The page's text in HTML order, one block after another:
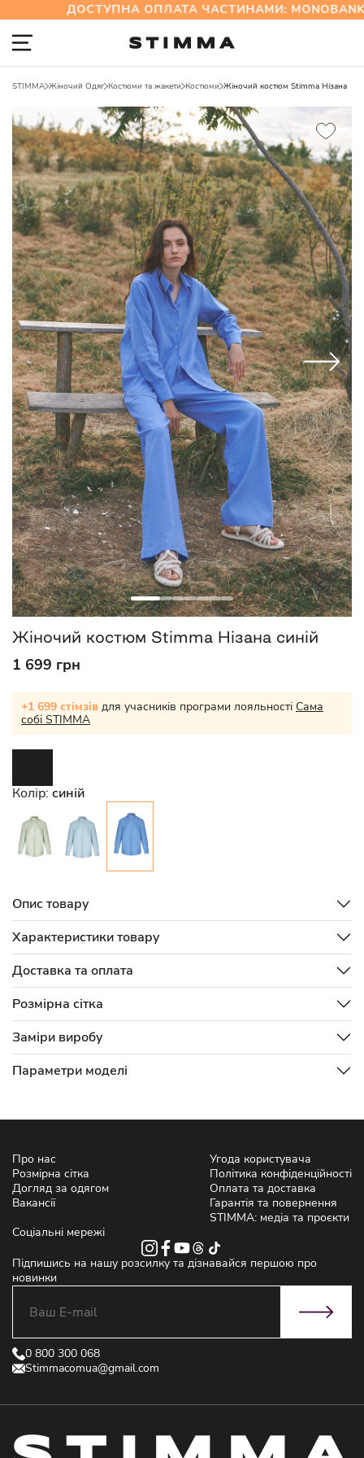
ДОСТУПНА ОПЛАТА ЧАСТИНАМИ:
STIMMA Жіночий Одяг Костюми та жакети Костюми Жіночий костюм Stimma Нізана
Жіночий костюм Stimma Нізана синій
1 699 грн
+1 699 стімзів для учасників програми лояльності Сама
собі STIMMA
Колір: синій
Опис товару
Характеристики товару
Доставка та оплата
Розмірна сітка
Заміри виробу
Параметри моделі
Про нас
Розмірна сітка
Догляд за одягом
Вакансії
Угода користувача
Політика конфіденційності
Оплата та доставка
Гарантія та повернення
STIMMA: медіа та проєкти
Соціальні мережі
Підпишись на нашу розсилку та дізнавайся першою про
новинки
0 800 300 068
Stimmacomua@gmail.com